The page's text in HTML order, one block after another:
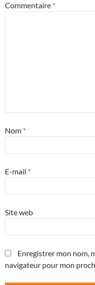
Commentaire *
Nom *
E-mail *
Site web
Enregistrer mon nom,
navigateur pour mon